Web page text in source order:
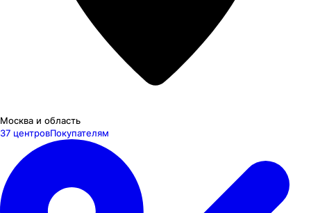
Москва и область
37 центровПокупателям